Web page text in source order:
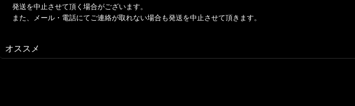
発送を中止させて頂く場合がございます。
また、メール・電話にてご連絡が取れない場合も発送を中止させて頂きます。
オススメ